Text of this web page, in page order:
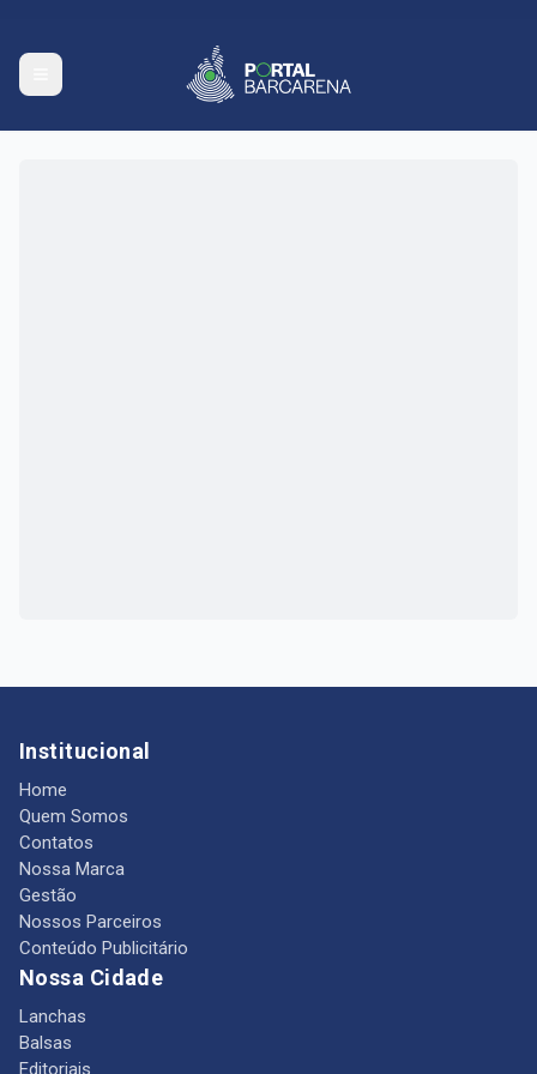
Institucional
Home
Quem Somos
Contatos
Nossa Marca
Gestão
Nossos Parceiros
Conteúdo Publicitário
Nossa Cidade
Lanchas
Balsas
Editoriais